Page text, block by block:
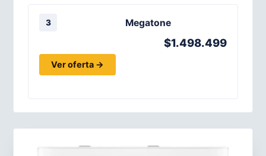
3 Megatone
$1.498.499
Ver oferta →